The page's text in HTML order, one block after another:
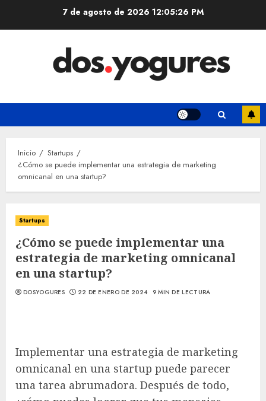
7 de agosto de 202612:05:27 PM
Inicio
Startups
¿Cómo se puede implementar una estrategia de marketing
omnicanal en una startup?
Startups
¿Cómo se puede implementar una
estrategia de marketing omnicanal
en una startup?
DOSYOGURES 22 DE ENERO DE 2024 9 MIN DE LECTURA
Implementar una estrategia de marketing
omnicanal en una startup puede parecer
una tarea abrumadora. Después de todo,